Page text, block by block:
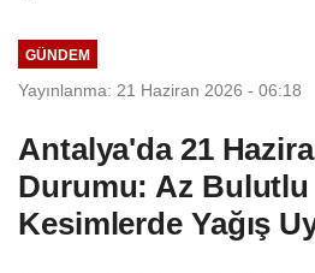
GÜNDEM
Yayınlanma: 21 Haziran 2026 - 06:18
Antalya'da 21
Durumu: Az Bulutlu
Kesimlerde Yağış